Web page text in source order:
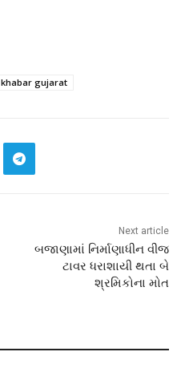
khabar gujarat
Next article
બજાણામાં નિર્માણાધીન વીજ
ટાવર ધરાશાયી થતા બે
શ્રમિકોના મોત